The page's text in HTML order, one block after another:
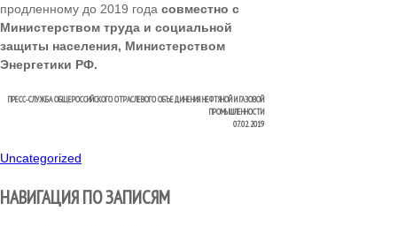
продленному до 2019 года совместно с
Министерством труда и социальной
защиты населения, Министерством
Энергетики РФ.
ПРЕСС-СЛУЖБА ОБЩЕРОССИЙСКОГО ОТРАСЛЕВОГО ОБЪЕДИНЕНИЯ НЕФТЯНОЙ И ГАЗОВОЙ
ПРОМЫШЛЕННОСТИ
07.02.2019
Uncategorized
НАВИГАЦИЯ ПО ЗАПИСЯМ